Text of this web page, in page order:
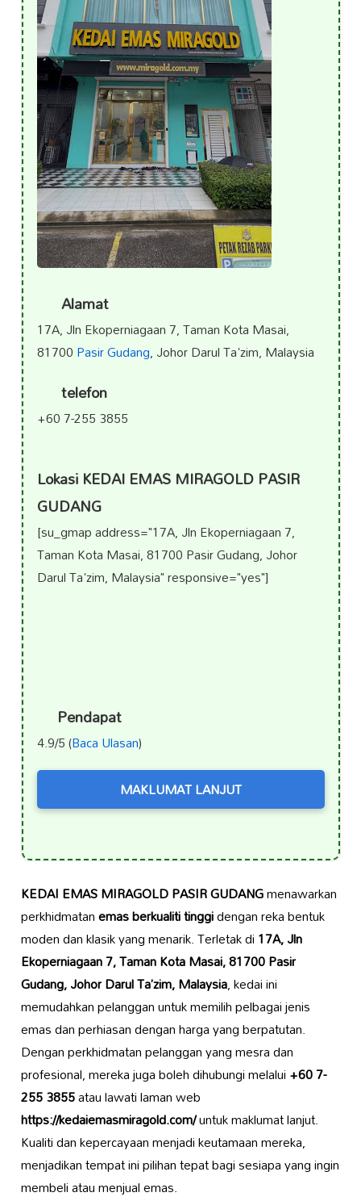
Alamat
17A, Jln Ekoperniagaan 7, Taman Kota Masai,
81700Pasir Gudang, Johor Darul Ta'zim, Malaysia
telefon
+60 7-255 3855
Lokasi KEDAI EMAS MIRAGOLD PASIR
GUDANG
[su_gmap address="17A, Jln Ekoperniagaan 7,
Taman Kota Masai, 81700 Pasir Gudang, Johor
Darul Ta'zim, Malaysia" responsive="yes"]
Pendapat
4.9/5 (Baca Ulasan)
MAKLUMAT LANJUT
KEDAI EMAS MIRAGOLD PASIR GUDANGmenawarkan
perkhidmatanemas berkualiti tinggidengan reka bentuk
moden dan klasik yang menarik. Terletak di17A, Jln
Ekoperniagaan 7, Taman Kota Masai, 81700 Pasir
Gudang, Johor Darul Ta’zim, Malaysia, kedai ini
memudahkan pelanggan untuk memilih pelbagai jenis
emas dan perhiasan dengan harga yang berpatutan.
Dengan perkhidmatan pelanggan yang mesra dan
profesional, mereka juga boleh dihubungi melalui+60 7-
255 3855atau lawati laman web
https://kedaiemasmiragold.com/untuk maklumat lanjut.
Kualiti dan kepercayaan menjadi keutamaan mereka,
menjadikan tempat ini pilihan tepat bagi sesiapa yang ingin
membeli atau menjual emas.